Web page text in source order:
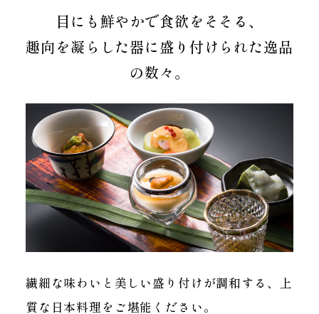
目にも鮮やかで食欲をそそる、
趣向を凝らした器に盛り付けられた逸品
の数々。
繊細な味わいと美しい盛り付けが調和する、上
質な日本料理をご堪能ください。